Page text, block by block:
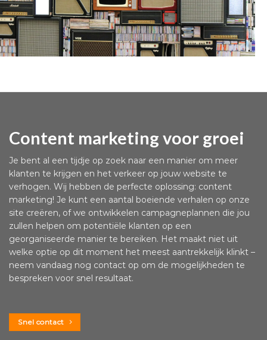
Content marketing voor groei
Je bent al een tijdje op zoek naar een manier om meer
klanten te krijgen en het verkeer op jouw website te
verhogen. Wij hebben de perfecte oplossing: content
marketing! Je kunt een aantal boeiende verhalen op onze
site creëren, of we ontwikkelen campagneplannen die jou
zullen helpen om potentiële klanten op een
georganiseerde manier te bereiken. Het maakt niet uit
welke optie op dit moment het meest aantrekkelijk klinkt –
neem vandaag nog contact op om de mogelijkheden te
bespreken voor snel resultaat.
Snel contact